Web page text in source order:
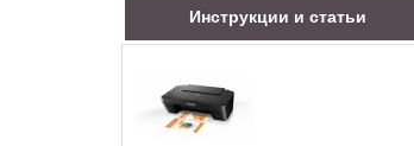
Инструкции и статьи